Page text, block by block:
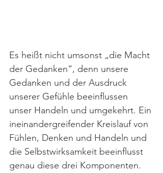
Es heißt nicht umsonst „die Macht
der Gedanken“, denn unsere
Gedanken und der Ausdruck
unserer Gefühle beeinflussen
unser Handeln und umgekehrt. Ein
ineinandergreifender Kreislauf von
Fühlen, Denken und Handeln und
die Selbstwirksamkeit beeinflusst
genau diese drei Komponenten.